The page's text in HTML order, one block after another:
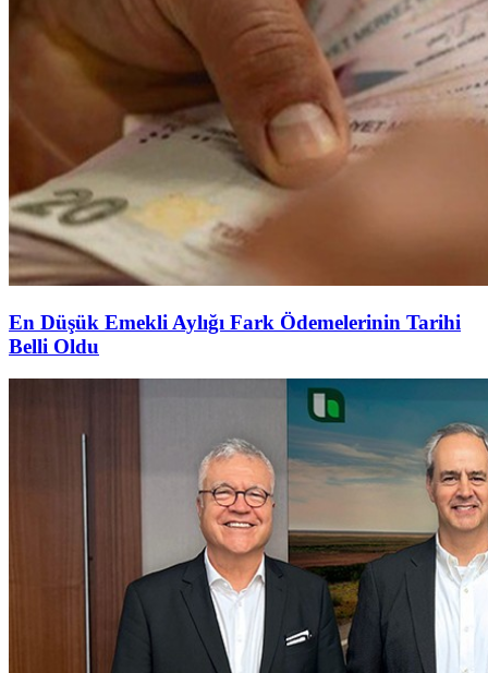
En Düşük Emekli Aylığı Fark Ödemelerinin Tarihi
Belli Oldu